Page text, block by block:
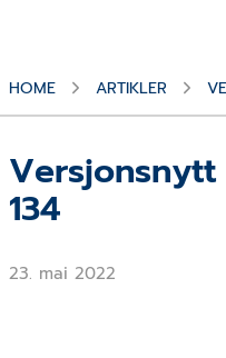
HOME ARTIKLER
Versjonsnytt
134
23. mai 2022